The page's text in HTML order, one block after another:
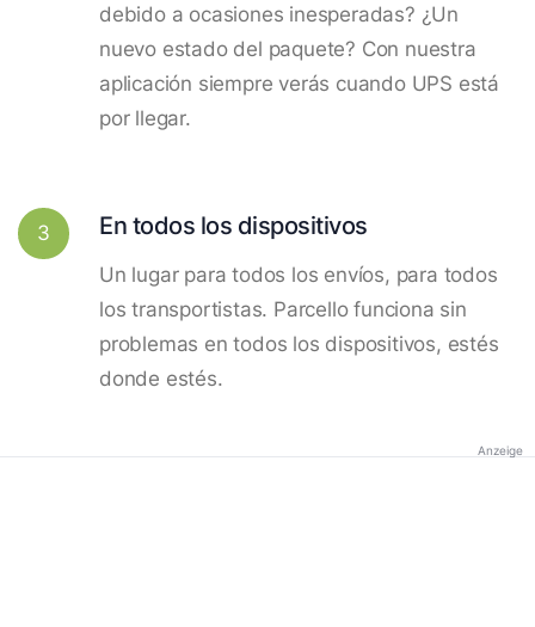
debido a ocasiones inesperadas? ¿Un
nuevo estado del paquete? Con nuestra
aplicación siempre verás cuando UPS está
por llegar.
3 En todos los dispositivos
Un lugar para todos los envíos, para todos
los transportistas. Parcello funciona sin
problemas en todos los dispositivos, estés
donde estés.
Anzeige